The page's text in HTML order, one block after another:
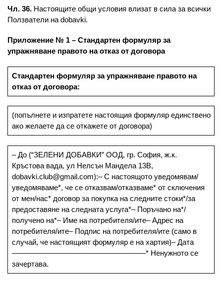
Чл. 36. Настоящите общи условия влизат в сила за всички
Ползватели на dobavki.
Приложение № 1 – Стандартен формуляр за
упражняване правото на отказ от договора
Стандартен формуляр за упражняване правото на
отказ от договора:
(попълнете и изпратете настоящия формуляр единствено
ако желаете да се откажете от договора)
– До (“ЗЕЛЕНИ ДОБАВКИ” ООД, гр. София, ж.к.
Кръстова вада, ул Нелсън Мандела 13В,
dobavki.club@gmail.com):– С настоящото уведомявам/
уведомяваме*, че се отказвам/отказваме* от сключения
от мен/нас* договор за покупка на следните стоки*/за
предоставяне на следната услуга*– Поръчано на*/
получено на*– Име на потребителя/ите– Адрес на
потребителя/ите– Подпис на потребителя/ите (само в
случай, че настоящият формуляр е на хартия)– Дата
——————————————————* Ненужното се
зачертава.